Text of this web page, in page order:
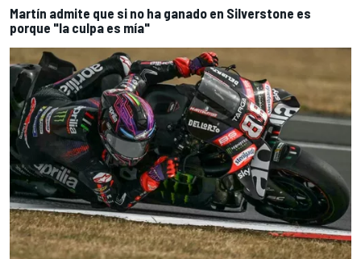
Martín admite que si no ha ganado en Silverstone es
porque "la culpa es mía"